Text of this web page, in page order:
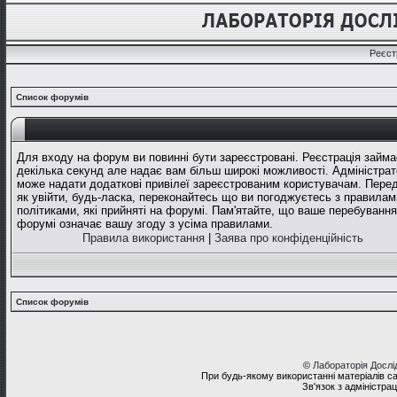
Список форумів
Для входу на форум ви повинні бути зареєстровані. Реєстрація
декілька секунд але надає вам більш широкі можливості.
може надати додаткові привілеї зареєстрованим користувачам.
як увійти, будь-ласка, переконайтесь що ви погоджуєтесь з
політиками, які прийняті на форумі. Пам'ятайте, що ваше
форумі означає вашу згоду з усіма правилами.
Правила використання
Заява про конфіденційність
Список форумів
© Лабораторія
При будь-якому використанні матеріалів
Зв'язок з